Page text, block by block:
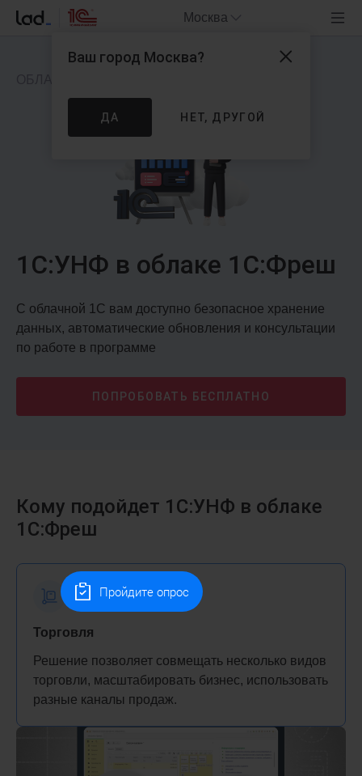
Москва
1С:УНФ в облаке 1С:Фреш
С облачной 1С вам доступно безопасное хранение
данных, автоматические обновления и консультации
по работе в программе
ПОПРОБОВАТЬ БЕСПЛАТНО
Кому подойдет 1С:УНФ в облаке
1С:Фреш
Торговля
Решение позволяет совмещать несколько видов
торговли, масштабировать бизнес, использовать
разные каналы продаж.
Ваш город Москва?
ДА НЕТ, ДРУГОЙ
Пройдите опрос